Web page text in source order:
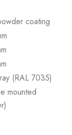
coating
(RAL 7035)
mounted